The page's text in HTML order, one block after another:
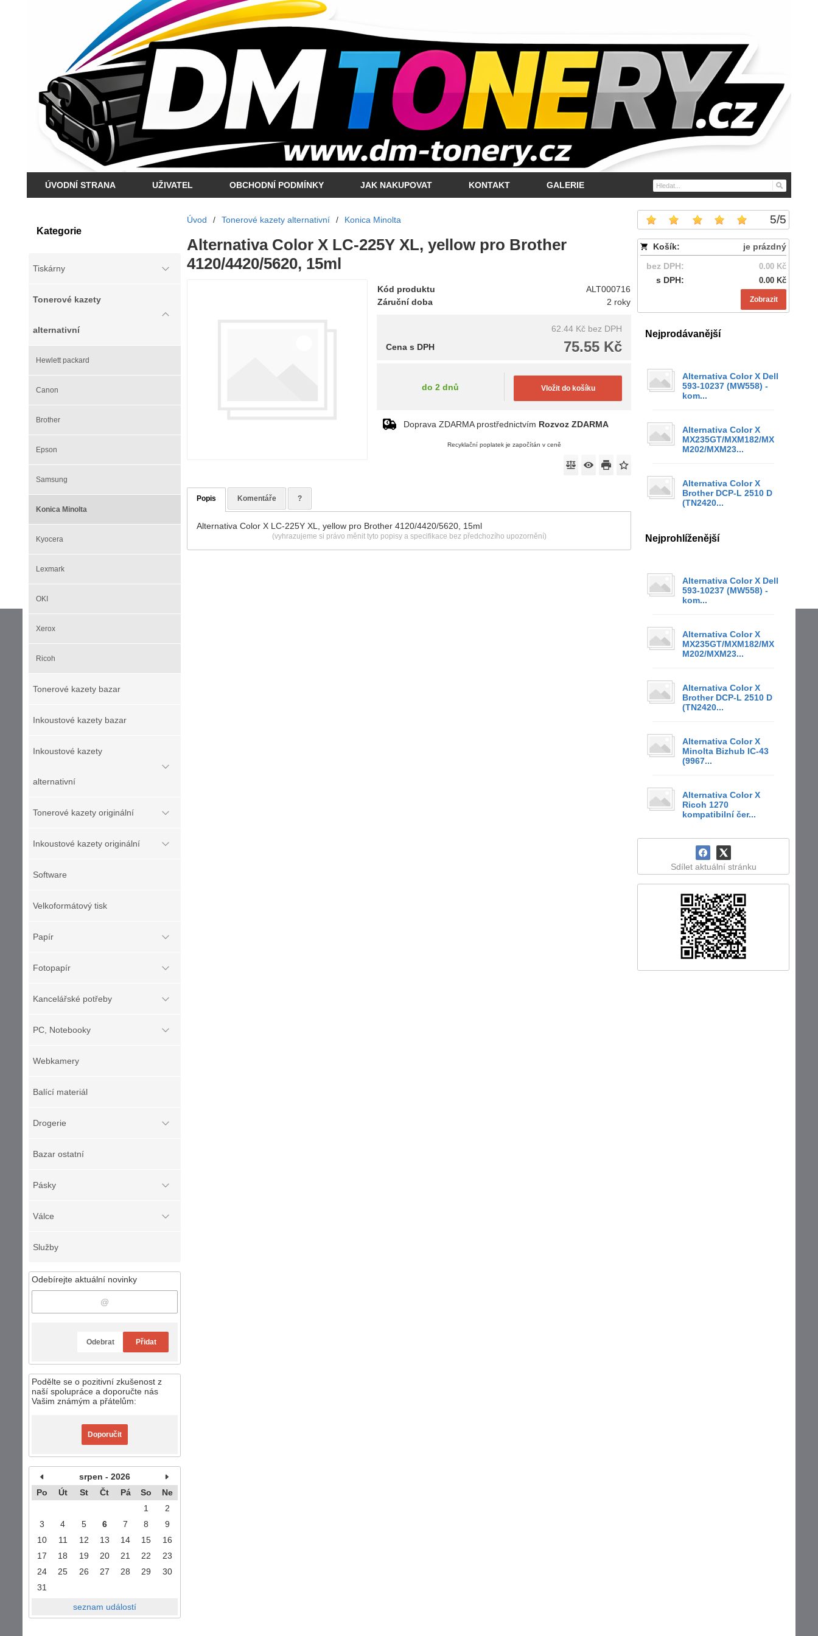
ÚVODNÍ STRANA UŽIVATEL OBCHODNÍ PODMÍNKY JAK NAKUPOVAT KONTAKT GALERIE
Kategorie
Tiskárny
Tonerové kazety
alternativní
Hewlett packard
Canon
Brother
Epson
Samsung
Konica Minolta
Kyocera
Lexmark
OKI
Xerox
Ricoh
Tonerové kazety bazar
Inkoustové kazety bazar
Inkoustové kazety
alternativní
Tonerové kazety originální
Inkoustové kazety originální
Software
Velkoformátový tisk
Papír
Fotopapír
Kancelářské potřeby
PC, Notebooky
Webkamery
Balící materiál
Drogerie
Bazar ostatní
Pásky
Válce
Služby
Odebírejte aktuální novinky
Odebrat Přidat
Podělte se o pozitivní zkušenost z
naší spolupráce a doporučte nás
Vašim známým a přátelům:
Doporučit
srpen - 2026
Po
Út St Čt Pá So
Ne
1
2
3
4 5 6 7 8
9
10
11 12 13 14 15
16
17
18 19 20 21 22
23
24
25 26 27 28 29
30
31
seznam událostí
5/5
Košík:
je prázdný
bez DPH:
0.00 Kč
s DPH: 0.00 Kč
Zobrazit
Nejprodávanější
Alternativa Color X Dell
593-10237 (MW558) -
kom...
Alternativa Color X
MX235GT/MXM182/MX
M202/MXM23...
Alternativa Color X
Brother DCP-L 2510 D
(TN2420...
Nejprohlíženější
Alternativa Color X Dell
593-10237 (MW558) -
kom...
Alternativa Color X
MX235GT/MXM182/MX
M202/MXM23...
Alternativa Color X
Brother DCP-L 2510 D
(TN2420...
Alternativa Color X
Minolta Bizhub IC-43
(9967...
Alternativa Color X
Ricoh 1270
kompatibilní čer...
Sdílet aktuální stránku
Úvod / Tonerové kazety alternativní / Konica Minolta
Alternativa Color X LC-225Y XL, yellow pro Brother
4120/4420/5620, 15ml
Kód produktu
ALT000716
Záruční doba
2 roky
62.44 Kč bez DPH
75.55 Kč
Cena s DPH
do 2 dnů Vložit do košíku
Doprava ZDARMA prostřednictvím Rozvoz ZDARMA
Recyklační poplatek je započítán v ceně
Popis Komentáře ?
Alternativa Color X LC-225Y XL, yellow pro Brother 4120/4420/5620, 15ml
(vyhrazujeme si právo měnit tyto popisy a specifikace bez předchozího upozornění)